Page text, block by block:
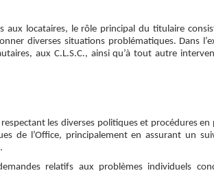
aux locataires, le rôle principal du titulaire
diverses situations problématiques. Dans
aux C.L.S.C., ainsi qu’à tout autre
les diverses politiques et procédures en
de l’Office, principalement en assurant un
relatifs aux problèmes individuels